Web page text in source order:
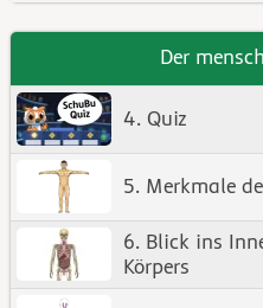
Der
4. Quiz
5. Merkmale
6. Blick ins
Körpers